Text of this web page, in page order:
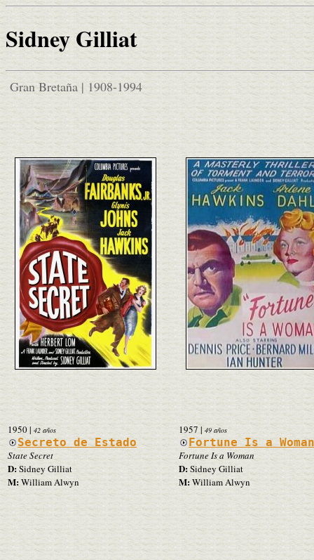
Sidney Gilliat
Gran Bretaña | 1908-1994
1950| 42 años
Secreto de Estado
State Secret
D:Sidney Gilliat
M:William Alwyn
1957 | 49 años
Fortune Is a
Fortune Is a Woman
D:Sidney Gilliat
M:William Alwyn